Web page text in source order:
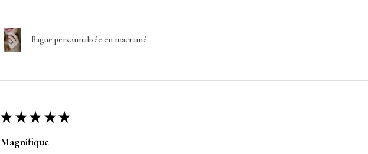
Bague personnalisée en macramé
★ ★ ★ ★ ★
Magnifique